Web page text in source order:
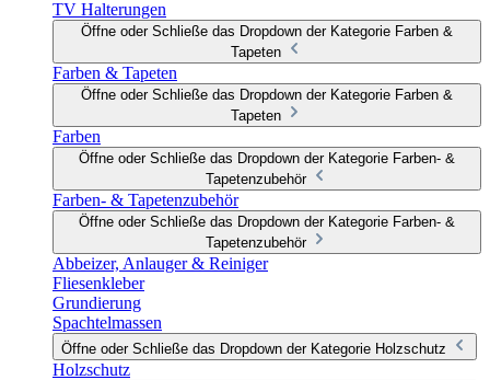
TV Halterungen
Öffne oder Schließe das Dropdown der Kategorie Farben &
Tapeten
Farben & Tapeten
Öffne oder Schließe das Dropdown der Kategorie Farben &
Tapeten
Farben
Öffne oder Schließe das Dropdown der Kategorie Farben- &
Tapetenzubehör
Farben- & Tapetenzubehör
Öffne oder Schließe das Dropdown der Kategorie Farben- &
Tapetenzubehör
Abbeizer, Anlauger & Reiniger
Fliesenkleber
Grundierung
Spachtelmassen
Öffne oder Schließe das Dropdown der Kategorie Holzschutz
Holzschutz